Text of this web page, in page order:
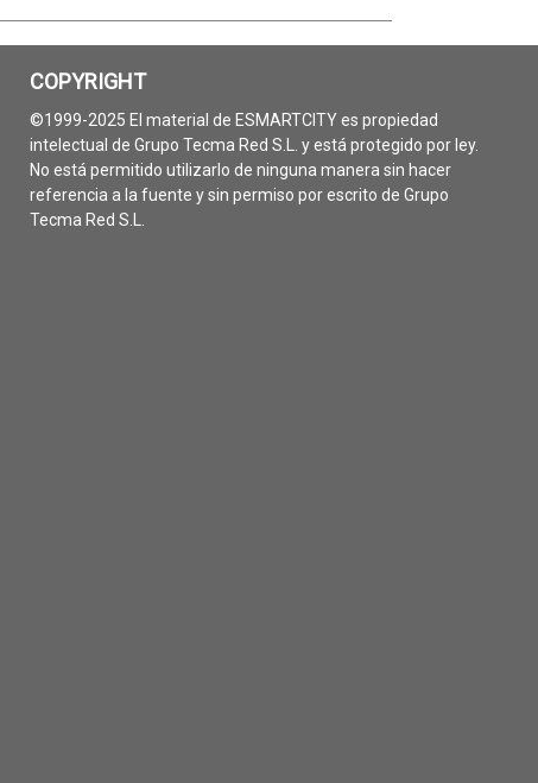
COPYRIGHT
©1999-2025 El material de ESMARTCITY es propiedad
intelectual de Grupo Tecma Red S.L. y está protegido por ley.
No está permitido utilizarlo de ninguna manera sin hacer
referencia a la fuente y sin permiso por escrito de Grupo
Tecma Red S.L.